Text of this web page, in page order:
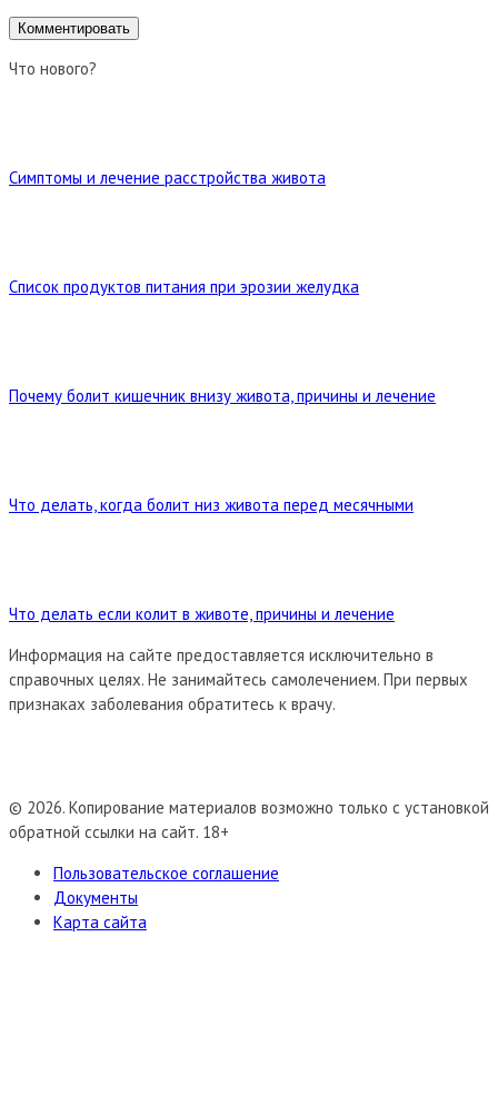
Что нового?
Симптомы и лечение расстройства живота
Список продуктов питания при эрозии желудка
Почему болит кишечник внизу живота, причины и лечение
Что делать, когда болит низ живота перед месячными
Что делать если колит в животе, причины и лечение
Информация на сайте предоставляется исключительно в
справочных целях. Не занимайтесь самолечением. При первых
признаках заболевания обратитесь к врачу.
© 2026. Копирование материалов возможно только с установкой
обратной ссылки на сайт. 18+
Пользовательское соглашение
Документы
Карта сайта